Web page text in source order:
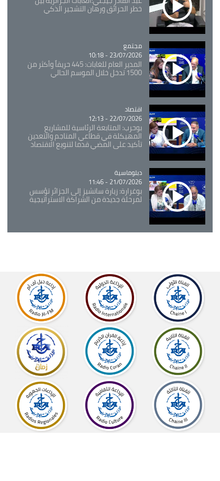
خطر الحرائق ورهان التشجير الذكي
Catégorie
مجتمع
23/07/2026 - 10:18
المدير العام للغابات: 445 حريقاً وأكثر من
1500 تدخل خلال الموسم الحالي
Catégorie
اقتصاد
22/07/2026 - 12:13
بوحرب: المتابعة الرئاسية للمشاريع
المهيكلة في قطاعي المناجم والتعدين
تأكيد على المضي قدما لتنويع الاقتصاد
Catégorie
دبلوماسية
21/07/2026 - 11:46
بوغرارة: زيارة سانشيز إلى الجزائر تؤسس
لمرحلة جديدة من الشراكة الاستراتيجية